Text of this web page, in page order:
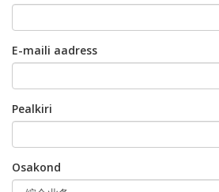
E-maili aadress
Pealkiri
Osakond